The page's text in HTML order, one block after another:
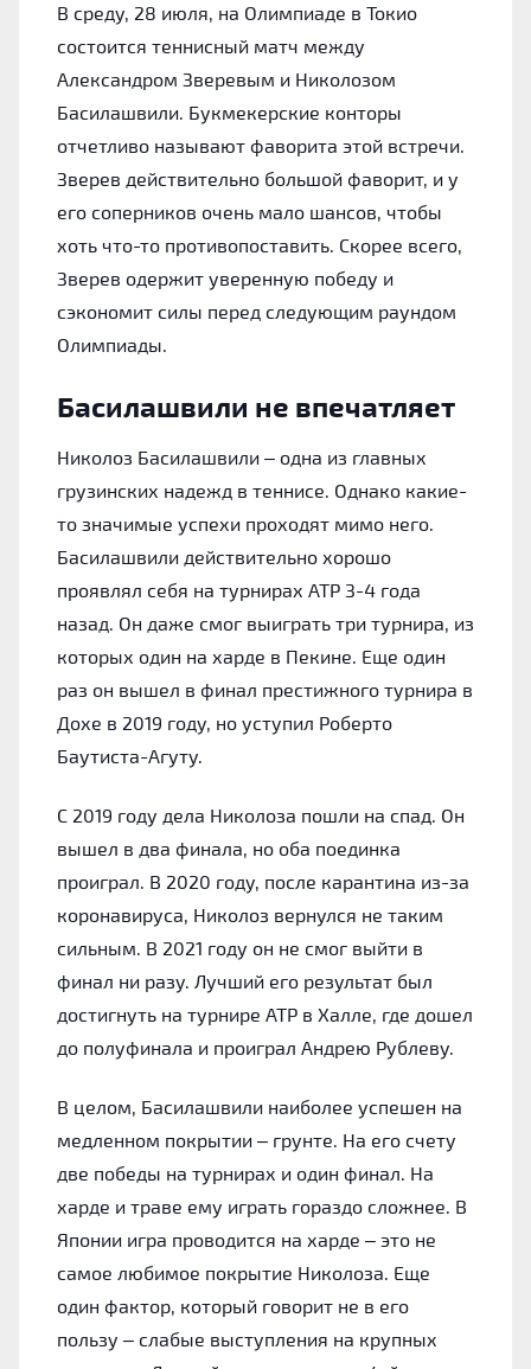
В среду, 28 июля, на Олимпиаде в Токио
состоится теннисный матч между
Александром Зверевым и Николозом
Басилашвили. Букмекерские конторы
отчетливо называют фаворита этой встречи.
Зверев действительно большой фаворит, и у
его соперников очень мало шансов, чтобы
хоть что-то противопоставить. Скорее всего,
Зверев одержит уверенную победу и
сэкономит силы перед следующим раундом
Олимпиады.
Басилашвили не впечатляет
Николоз Басилашвили – одна из главных
грузинских надежд в теннисе. Однако какие-
то значимые успехи проходят мимо него.
Басилашвили действительно хорошо
проявлял себя на турнирах ATP 3-4 года
назад. Он даже смог выиграть три турнира, из
которых один на харде в Пекине. Еще один
раз он вышел в финал престижного турнира в
Дохе в 2019 году, но уступил Роберто
Баутиста-Агуту.
С 2019 году дела Николоза пошли на спад. Он
вышел в два финала, но оба поединка
проиграл. В 2020 году, после карантина из-за
коронавируса, Николоз вернулся не таким
сильным. В 2021 году он не смог выйти в
финал ни разу. Лучший его результат был
достигнуть на турнире ATP в Халле, где дошел
до полуфинала и проиграл Андрею Рублеву.
В целом, Басилашвили наиболее успешен на
медленном покрытии – грунте. На его счету
две победы на турнирах и один финал. На
харде и траве ему играть гораздо сложнее. В
Японии игра проводится на харде – это не
самое любимое покрытие Николоза. Еще
один фактор, который говорит не в его
пользу – слабые выступления на крупных